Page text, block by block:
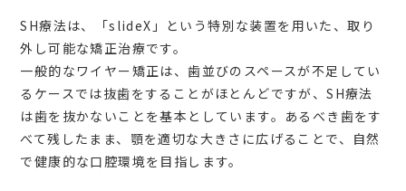
SH療法は、「slideX」という特別な装置を用いた、取り
外し可能な矯正治療です。
一般的なワイヤー矯正は、歯並びのスペースが不足してい
るケースでは抜歯をすることがほとんどですが、SH療法
は歯を抜かないことを基本としています。あるべき歯をす
べて残したまま、顎を適切な大きさに広げることで、自然
で健康的な口腔環境を目指します。